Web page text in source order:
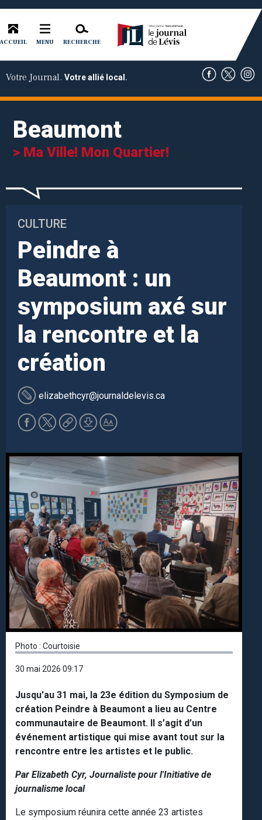
ACCUEIL MENU RECHERCHE
Votre Journal. Votre allié local.
Beaumont
> Ma Ville! Mon Quartier!
CULTURE
Peindre à
Beaumont : un
symposium axé sur
la rencontre et la
création
elizabethcyr@journaldelevis.ca
Photo : Courtoisie
30 mai 2026 09:17
Jusqu'au 31 mai, la 23e édition du Symposium de
création Peindre à Beaumont a lieu au Centre
communautaire de Beaumont. Il s’agit d’un
événement artistique qui mise avant tout sur la
rencontre entre les artistes et le public.
Par Elizabeth Cyr, Journaliste pour l'Initiative de
journalisme local
Le symposium réunira cette année 23 artistes